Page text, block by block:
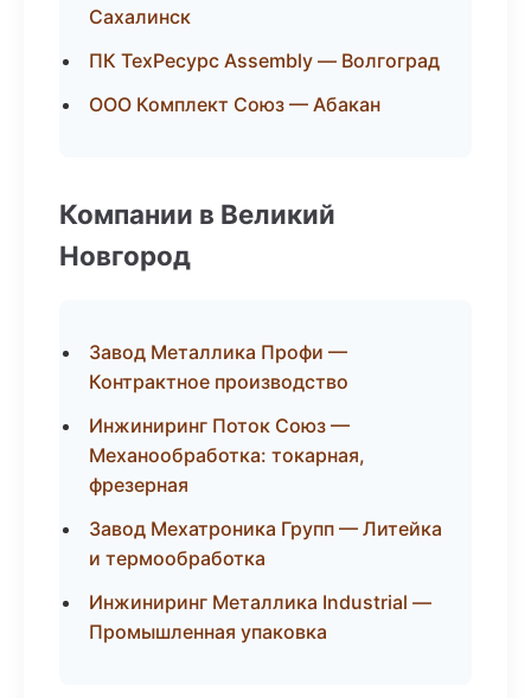
Сахалинск
ПК ТехРесурс Assembly — Волгоград
ООО Комплект Союз — Абакан
Компании в Великий
Новгород
Завод Металлика Профи —
Контрактное производство
Инжиниринг Поток Союз —
Механообработка: токарная,
фрезерная
Завод Мехатроника Групп — Литейка
и термообработка
Инжиниринг Металлика Industrial —
Промышленная упаковка